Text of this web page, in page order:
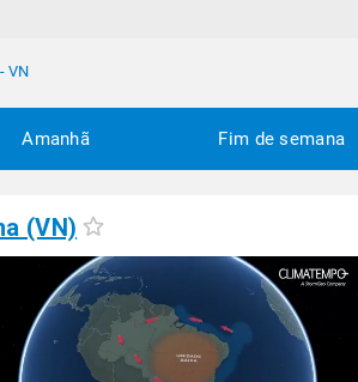
VN
Amanhã Fim de semana
(VN)